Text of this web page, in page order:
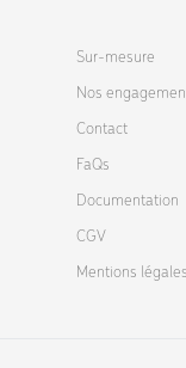
Sur-mesure
Nos
Contact
FaQs
Documentation
CGV
Mentions légales